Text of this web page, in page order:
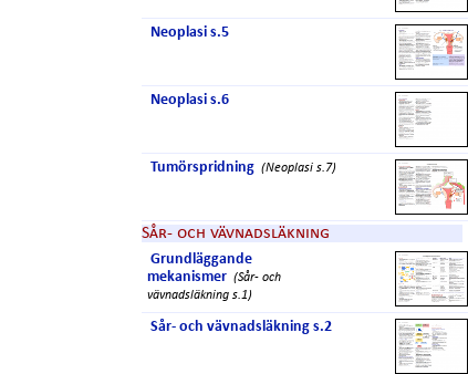
Neoplasi s.5
Neoplasi s.6
Tumörspridning (Neoplasi s.7)
Sår- och vävnadsläkning
Grundläggande
mekanismer (Sår- och
vävnadsläkning s.1)
Sår- och vävnadsläkning s.2